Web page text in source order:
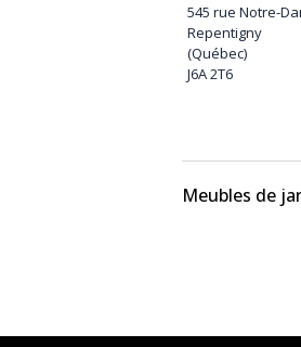
545 rue Notre-
Repentigny
(Québec)
J6A 2T6
Meubles de